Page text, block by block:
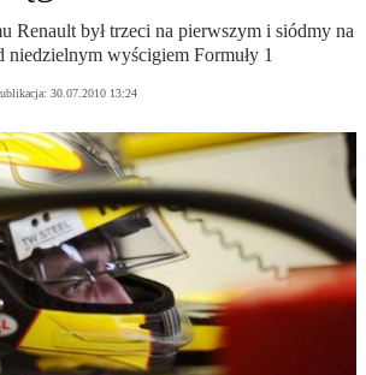
Renault był trzeci na pierwszym i siódmy na
niedzielnym wyścigiem Formuły 1
30.07.2010 13:24